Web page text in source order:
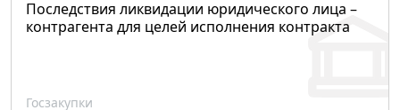
Последствия ликвидации юридического лица –
контрагента для целей исполнения контракта
Госзакупки